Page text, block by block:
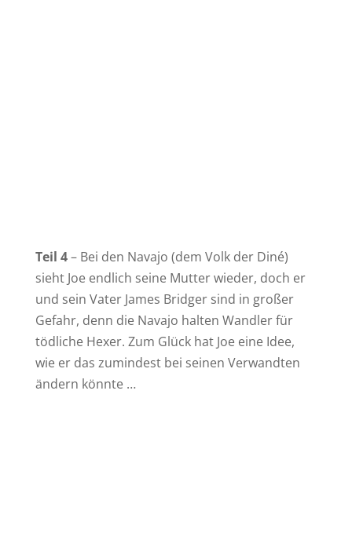
Teil 4– Bei den Navajo (dem Volk der Diné)
sieht Joe endlich seine Mutter wieder, doch er
und sein Vater James Bridger sind in großer
Gefahr, denn die Navajo halten Wandler für
tödliche Hexer. Zum Glück hat Joe eine Idee,
wie er das zumindest bei seinen Verwandten
ändern könnte …